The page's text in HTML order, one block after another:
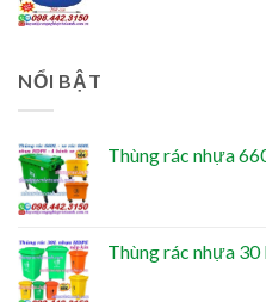
NỔI BẬT
Thùng rác nhựa
Thùng rác nhựa